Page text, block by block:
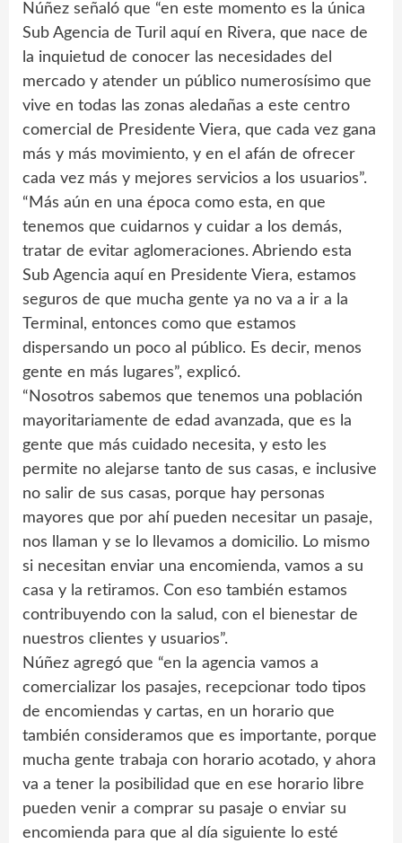
Núñez señaló que “en este momento es la única
Sub Agencia de Turil aquí en Rivera, que nace de
la inquietud de conocer las necesidades del
mercado y atender un público numerosísimo que
vive en todas las zonas aledañas a este centro
comercial de Presidente Viera, que cada vez gana
más y más movimiento, y en el afán de ofrecer
cada vez más y mejores servicios a los usuarios”.
“Más aún en una época como esta, en que
tenemos que cuidarnos y cuidar a los demás,
tratar de evitar aglomeraciones. Abriendo esta
Sub Agencia aquí en Presidente Viera, estamos
seguros de que mucha gente ya no va a ir a la
Terminal, entonces como que estamos
dispersando un poco al público. Es decir, menos
gente en más lugares”, explicó.
“Nosotros sabemos que tenemos una población
mayoritariamente de edad avanzada, que es la
gente que más cuidado necesita, y esto les
permite no alejarse tanto de sus casas, e inclusive
no salir de sus casas, porque hay personas
mayores que por ahí pueden necesitar un pasaje,
nos llaman y se lo llevamos a domicilio. Lo mismo
si necesitan enviar una encomienda, vamos a su
casa y la retiramos. Con eso también estamos
contribuyendo con la salud, con el bienestar de
nuestros clientes y usuarios”.
Núñez agregó que “en la agencia vamos a
comercializar los pasajes, recepcionar todo tipos
de encomiendas y cartas, en un horario que
también consideramos que es importante, porque
mucha gente trabaja con horario acotado, y ahora
va a tener la posibilidad que en ese horario libre
pueden venir a comprar su pasaje o enviar su
encomienda para que al día siguiente lo esté